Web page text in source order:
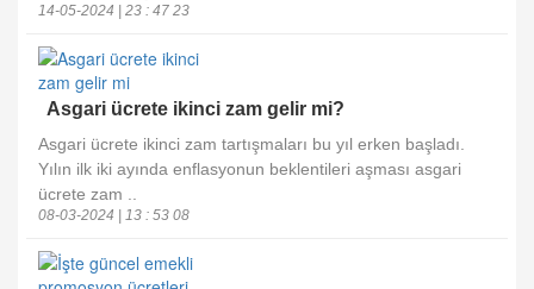
14-05-2024 | 23 : 47 23
Asgari ücrete ikinci zam gelir mi?
Asgari ücrete ikinci zam tartışmaları bu yıl erken başladı.
Yılın ilk iki ayında enflasyonun beklentileri aşması asgari
ücrete zam ..
08-03-2024 | 13 : 53 08